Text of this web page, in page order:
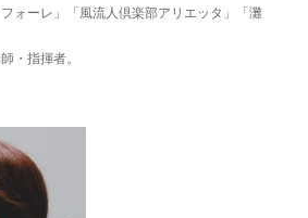
ォーレ」「風流人倶楽部アリエッタ」「灘
・指揮者。